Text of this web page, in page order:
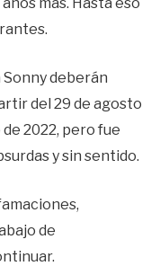
deberán
del 29 de agosto
2022, pero fue
y sin sentido.
de